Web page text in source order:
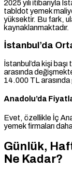
2025 yılı itibarıyla
tabldot yemek
yüksektir. Bu fark,
kaynaklanmaktadır.
İstanbul’da
İstanbul’da kişi
arasında
14.000 TL arasında
Anadolu’da
Evet, özellikle İç
yemek firmaları
Günlük,
Ne Kadar?